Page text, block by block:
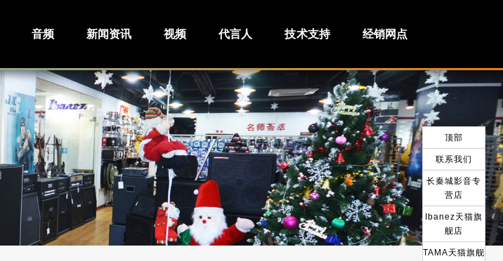
音频 新闻资讯 视频 代言人 技术支持 经销网点
顶部
联系我们
长秦城影音专
营店
Ibanez天猫旗
舰店
TAMA天猫旗舰